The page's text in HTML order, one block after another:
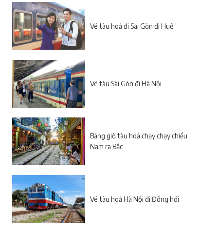
Vé tàu hoả đi Sài Gòn đi Huế
Vé tàu Sài Gòn đi Hà Nội
Bảng giờ tàu hoả chạy chạy chiều
Nam ra Bắc
Vé tàu hoả Hà Nội đi Đồng hới